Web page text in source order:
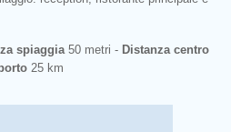
spiaggia50 metri - Distanza centro
25 km